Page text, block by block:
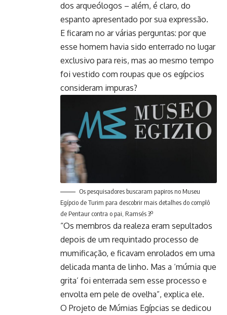
dos arqueólogos – além, é claro, do
espanto apresentado por sua expressão.
E ficaram no ar várias perguntas: por que
esse homem havia sido enterrado no lugar
exclusivo para reis, mas ao mesmo tempo
foi vestido com roupas que os egípcios
consideram impuras?
Os pesquisadores buscaram papiros no Museu
Egípcio de Turim para descobrir mais detalhes do complô
de Pentaur contra o pai, Ramsés 3º
“Os membros da realeza eram sepultados
depois de um requintado processo de
mumificação, e ficavam enrolados em uma
delicada manta de linho. Mas a ‘múmia que
grita’ foi enterrada sem esse processo e
envolta em pele de ovelha”, explica ele.
O Projeto de Múmias Egípcias se dedicou